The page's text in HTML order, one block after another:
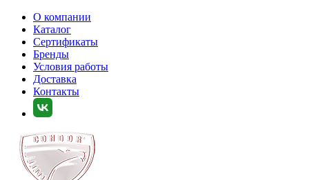
О компании
Каталог
Сертификаты
Бренды
Условия работы
Доставка
Контакты